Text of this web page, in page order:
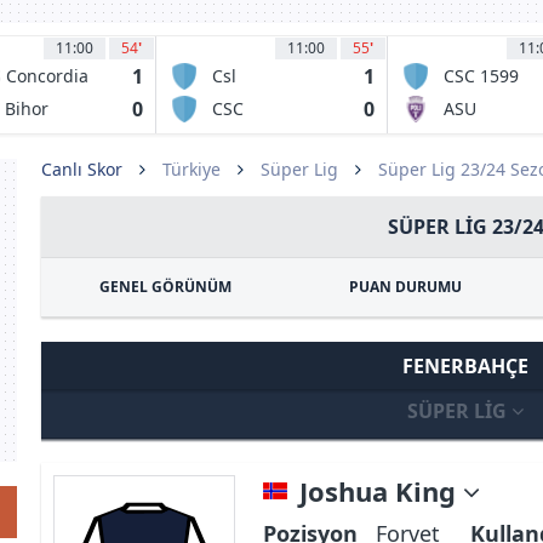
11:00 54'
Concordia
1
Bihor
0
11:00 55'
Csl
Stefanestii de
1
CSC
0
CSC 1599
Selimbar
ASU
Timisoara
Canlı Skor Türkiye Süper Lig Süper Lig 23/24
SÜPER LIG 23/24
GENEL GÖRÜNÜM PUAN DURUMU
FENERBAHÇE
SÜPER LIG
Joshua King
Pozisyon Forvet